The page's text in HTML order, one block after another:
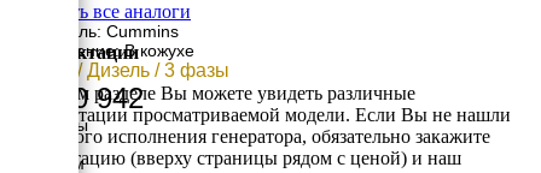
Двигатель: Cummins
Исполнение: В кожухе
80 кВт / Дизель / 3 фазы
1 150 942
Размеры
2850 мм
Смотреть все аналоги
Комплектации
В данном разделе Вы можете увидеть различные
комплектации просматриваемой модели. Если Вы не нашли
требуемого исполнения генератора, обязательно закажите
консультацию (вверху страницы рядом с ценой) и наш